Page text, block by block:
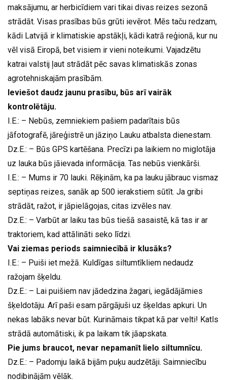
maksājumu, ar herbicīdiem vari tikai divas reizes sezonā
strādāt. Visas prasības būs grūti ievērot. Mēs taču redzam,
kādi Latvijā ir klimatiskie apstākļi, kādi katrā reģionā, kur nu
vēl visā Eiropā, bet visiem ir vieni noteikumi. Vajadzētu
katrai valstij ļaut strādāt pēc savas klimatiskās zonas
agrotehniskajām prasībām.
Ieviešot daudz jaunu prasību, būs arī vairāk
kontrolētāju.
I.E.: – Nebūs, zemniekiem pašiem padarītais būs
jāfotografē, jāreģistrē un jāziņo Lauku atbalsta dienestam.
Dz.E.: – Būs GPS kartēšana. Precīzi pa laikiem no miglotāja
uz lauka būs jāievada informācija. Tas nebūs vienkārši.
I.E.: – Mums ir 70 lauki. Rēķinām, ka pa lauku jābrauc vismaz
septiņas reizes, sanāk ap 500 ierakstiem sūtīt. Ja gribi
strādāt, ražot, ir jāpielāgojas, citas izvēles nav.
Dz.E.: – Varbūt ar laiku tas būs tiešā sasaistē, kā tas ir ar
traktoriem, kad attālināti seko līdzi.
Vai ziemas periods saimniecībā ir klusāks?
I.E.: – Puiši iet mežā. Kuldīgas siltumtīkliem nedaudz
ražojam šķeldu.
Dz.E.: – Lai puišiem nav jādedzina žagari, iegādājāmies
šķeldotāju. Arī paši esam pārgājuši uz šķeldas apkuri. Un
nekas labāks nevar būt. Kurināmais tikpat kā par velti! Katls
strādā automātiski, ik pa laikam tik jāapskata.
Pie jums braucot, nevar nepamanīt lielo siltumnīcu.
Dz.E.: – Padomju laikā bijām puķu audzētāji. Saimniecību
nodibinājām vēlāk.